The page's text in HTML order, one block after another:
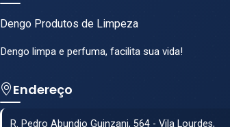
Dengo Produtos de Limpeza
Dengo limpa e perfuma, facilita sua vida!
Endereço
R. Pedro Abundio Guinzani, 564 - Vila Lourdes,